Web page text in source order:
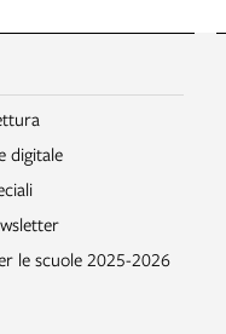
digitale
le scuole 2025-2026